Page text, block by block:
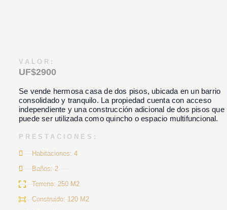
VALOR:
UF$2900
Se vende hermosa casa de dos pisos, ubicada en un barrio
consolidado y tranquilo. La propiedad cuenta con acceso
independiente y una construcción adicional de dos pisos que
puede ser utilizada como quincho o espacio multifuncional.
PRESTACIONES:
Habitaciones: 4
Baños: 2
Terreno: 250 M2
Construido: 120 M2